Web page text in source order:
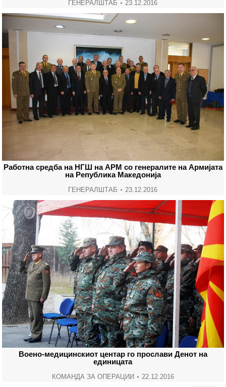
ГЕНЕРАЛШТАБ 23.12.2016
Работна средба на НГШ на АРМ со генералите на Армијата
на Република Македонија
ГЕНЕРАЛШТАБ 23.12.2016
Воено-медицинскиот центар го прослави Денот на
единицата
КОМАНДА ЗА ОПЕРАЦИИ 22.12.2016